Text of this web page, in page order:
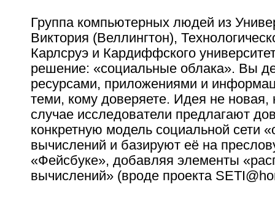
Группа компьютерных людей из
Виктория (Веллингтон),
Карлсруэ и Кардиффского
решение: «социальные облака». Вы
ресурсами, приложениями и
теми, кому доверяете. Идея не новая,
случае исследователи предлагают
конкретную модель социальной сети
вычислений и базируют её на
«Фейсбуке», добавляя элементы
вычислений» (вроде проекта